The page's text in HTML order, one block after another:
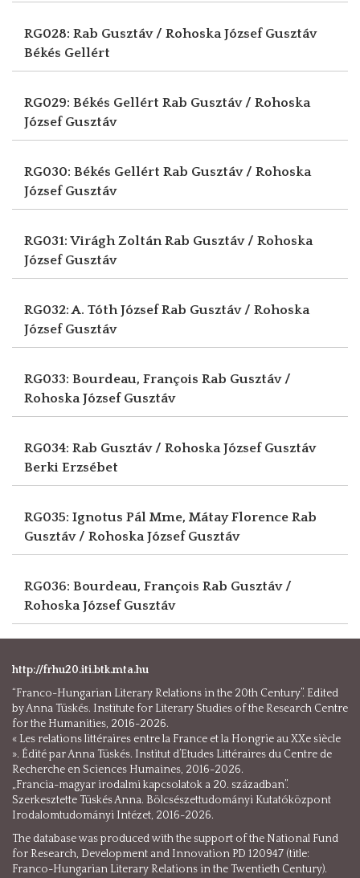
RG028: Rab Gusztáv / Rohoska József Gusztáv
Békés Gellért
RG029: Békés Gellért Rab Gusztáv / Rohoska
József Gusztáv
RG030: Békés Gellért Rab Gusztáv / Rohoska
József Gusztáv
RG031: Virágh ZoltánRab Gusztáv / Rohoska
József Gusztáv
RG032: A. Tóth JózsefRab Gusztáv / Rohoska
József Gusztáv
RG033: Bourdeau, François Rab Gusztáv /
Rohoska József Gusztáv
RG034: Rab Gusztáv / Rohoska József Gusztáv
Berki Erzsébet
RG035: Ignotus Pál Mme, Mátay Florence Rab
Gusztáv / Rohoska József Gusztáv
RG036: Bourdeau, François Rab Gusztáv /
Rohoska József Gusztáv
http://frhu20.iti.btk.mta.hu
“Franco-Hungarian Literary Relations in the 20th Century”. Edited
by Anna Tüskés. Institute for Literary Studies of the Research Centre
for the Humanities, 2016-2026.
« Les relations littéraires entre la France et la Hongrie au XXe siècle
». Édité par Anna Tüskés. Institut d’Etudes Littéraires du Centre de
Recherche en Sciences Humaines, 2016-2026.
„Francia-magyar irodalmi kapcsolatok a 20. században”.
Szerkesztette Tüskés Anna. Bölcsészettudományi Kutatóközpont
Irodalomtudományi Intézet, 2016-2026.
The database was produced with the support of the National Fund
for Research, Development and Innovation PD 120947 (title:
Franco-Hungarian Literary Relations in the Twentieth Century).